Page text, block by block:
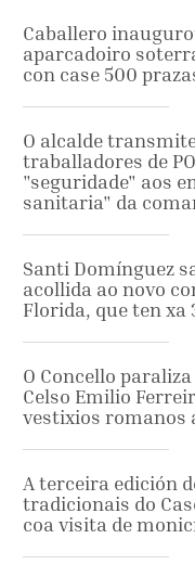
Caballero
aparcadoiro
con case 500
O alcalde
traballadores de
"seguridade" aos
sanitaria" da
Santi Domínguez
acollida ao novo
Florida, que ten xa
O Concello
Celso Emilio
vestixios romanos
A terceira edición
tradicionais do
coa visita de